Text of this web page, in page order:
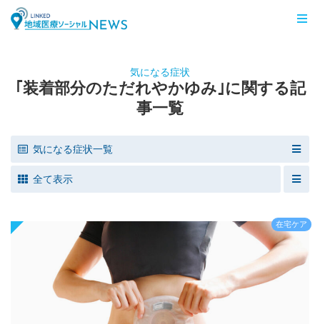
LINKED 地域医療ソーシャルNEWS
気になる症状
｢装着部分のただれやかゆみ｣に関する記
事一覧
気になる症状一覧
在宅ケア
全て表示